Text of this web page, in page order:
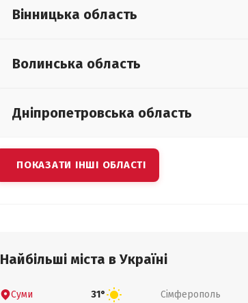
Вінницька область
Волинська область
Дніпропетровська область
ПОКАЗАТИ ІНШІ ОБЛАСТІ
Найбільші міста в Україні
Суми 31° Сімферополь